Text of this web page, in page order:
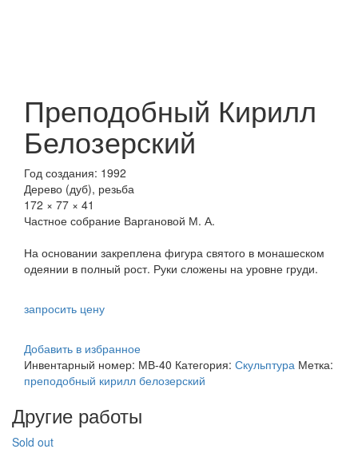
Преподобный Кирилл
Белозерский
Год создания: 1992
Дерево (дуб), резьба
172 × 77 × 41
Частное собрание Варгановой М. А.
На основании закреплена фигура святого в монашеском
одеянии в полный рост. Руки сложены на уровне груди.
запросить цену
Добавить в избранное
Инвентарный номер: МВ-40 Категория: Скульптура Метка:
преподобный кирилл белозерский
Другие работы
Sold out